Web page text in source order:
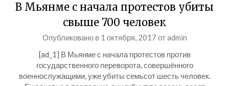
В Мьянме с начала протестов убиты
свыше 700 человек
Опубликовано в 1 октября, 2017 отadmin
[ad_1] В Мьянме с начала протестов против
государственного переворота, совершённого
военнослужащими, уже убиты семьсот шесть человек.